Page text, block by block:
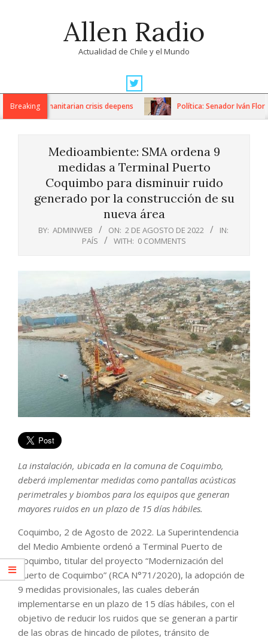
Allen Radio
Actualidad de Chile y el Mundo
Navigation
MenuBreaking
as humanitarian crisis deepens Política: Senador Iván Flores
Medioambiente: SMA ordena 9
medidas a Terminal Puerto
Coquimbo para disminuir ruido
generado por la construcción de su
nueva área
BY: ADMINWEB ON: 2 DE AGOSTO DE 2022
IN:
PAÍS
WITH: 0 COMMENTS
La instalación, ubicada en la comuna de Coquimbo,
deberá implementar medidas como pantallas acústicas
perimetrales y biombos para los equipos que generan
mayores ruidos en un plazo de 15 días hábiles.
Coquimbo, 2 de Agosto de 2022. La Superintendencia
del Medio Ambiente ordenó a Terminal Puerto de
Coquimbo, titular del proyecto “Modernización del
Puerto de Coquimbo” (RCA N°71/2020), la adopción de
9 medidas provisionales, las cuales deberán
implementarse en un plazo de 15 días hábiles, con el
objetivo de reducir los ruidos que se generan a partir
de las obras de hincado de pilotes, tránsito de